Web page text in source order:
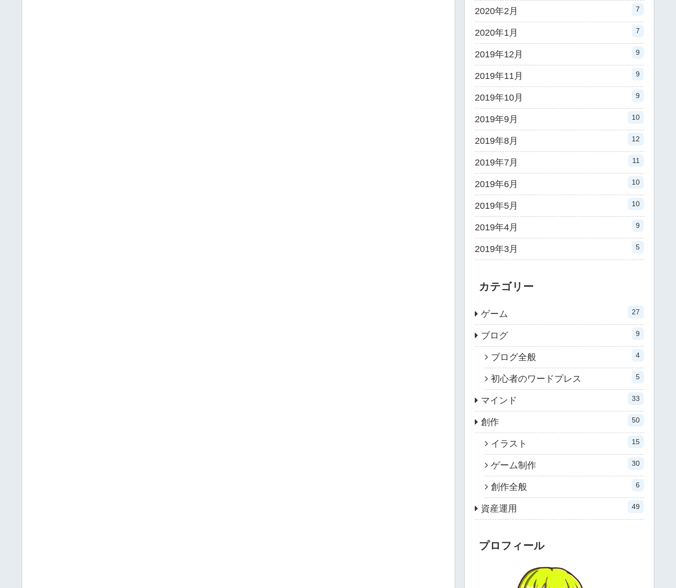
2020年2月 7
2020年1月 7
2019年12月 9
2019年11月 9
2019年10月 9
2019年9月 10
2019年8月 12
2019年7月 11
2019年6月 10
2019年5月 10
2019年4月 9
2019年3月 5
カテゴリー
ゲーム 27
ブログ 9
ブログ全般 4
初心者のワードプレス 5
マインド 33
創作 50
イラスト 15
ゲーム制作 30
創作全般 6
資産運用 49
プロフィール